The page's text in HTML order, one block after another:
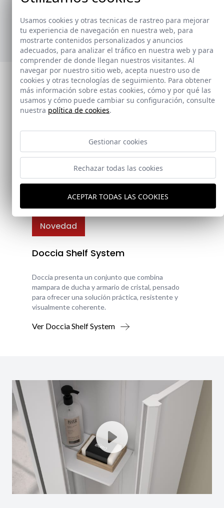
ofrecer soluciones prácticas y versátiles,
Ver nuevos toalleros
Novedad
Doccia Shelf System
Doccia presenta un conjunto que combina
mampara de ducha y armario de cristal, pensado
para ofrecer una solución práctica, resistente y
visualmente coherente.
Ver Doccia Shelf System
Usamos cookies y otras tecnicas de rastreo para mejorar
tu experiencia de navegación en nuestra web, para
mostrarte contenidos personalizados y anuncios
adecuados, para analizar el tráfico en nuestra web y para
comprender de donde llegan nuestros visitantes. Al
navegar por nuestro sitio web, acepta nuestro uso de
cookies y otras tecnologías de seguimiento. Para obtener
más información sobre estas cookies, cómo y por qué las
usamos y cómo puede cambiar su configuración, consulte
nuestra política de cookies.
Gestionar cookies
Rechazar todas las cookies
ACEPTAR TODAS LAS COOKIES